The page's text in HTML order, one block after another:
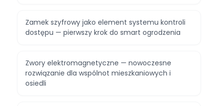
Zamek szyfrowy jako element systemu kontroli
dostępu — pierwszy krok do smart ogrodzenia
Zwory elektromagnetyczne — nowoczesne
rozwiązanie dla wspólnot mieszkaniowych i
osiedli